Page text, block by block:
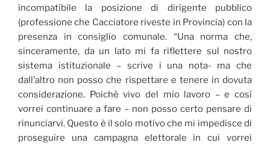
incompatibile la posizione di dirigente pubblico
(professione che Cacciatore riveste in Provincia) con la
presenza in consiglio comunale. “Una norma che,
sinceramente, da un lato mi fa riflettere sul nostro
sistema istituzionale – scrive i una nota- ma che
dall’altro non posso che rispettare e tenere in dovuta
considerazione. Poichè vivo del mio lavoro – e così
vorrei continuare a fare – non posso certo pensare di
rinunciarvi. Questo è il solo motivo che mi impedisce di
proseguire una campagna elettorale in cui vorrei